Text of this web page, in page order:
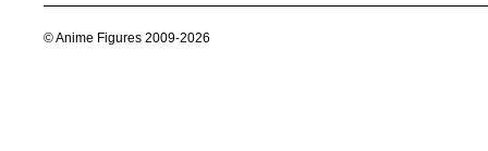
© Anime Figures 2009-2026